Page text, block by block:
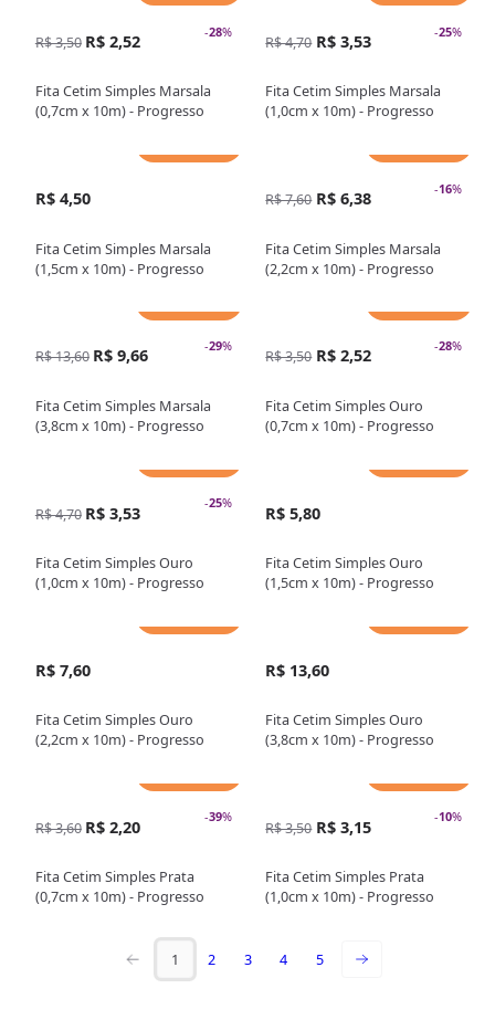
-28%
R$ 3,50 R$ 2,52
Fita Cetim Simples Marsala
(0,7cm x 10m) - Progresso
-25%
R$ 4,70 R$ 3,53
Fita Cetim Simples Marsala
(1,0cm x 10m) - Progresso
R$ 4,50
Fita Cetim Simples Marsala
(1,5cm x 10m) - Progresso
-16%
R$ 7,60 R$ 6,38
Fita Cetim Simples Marsala
(2,2cm x 10m) - Progresso
-29%
R$ 13,60 R$ 9,66
Fita Cetim Simples Marsala
(3,8cm x 10m) - Progresso
-28%
R$ 3,50 R$ 2,52
Fita Cetim Simples Ouro
(0,7cm x 10m) - Progresso
-25%
R$ 4,70 R$ 3,53
Fita Cetim Simples Ouro
(1,0cm x 10m) - Progresso
R$ 5,80
Fita Cetim Simples Ouro
(1,5cm x 10m) - Progresso
R$ 7,60
Fita Cetim Simples Ouro
(2,2cm x 10m) - Progresso
R$ 13,60
Fita Cetim Simples Ouro
(3,8cm x 10m) - Progresso
-39%
R$ 3,60 R$ 2,20
Fita Cetim Simples Prata
(0,7cm x 10m) - Progresso
-10%
R$ 3,50 R$ 3,15
Fita Cetim Simples Prata
(1,0cm x 10m) - Progresso
1 2 3 4 5